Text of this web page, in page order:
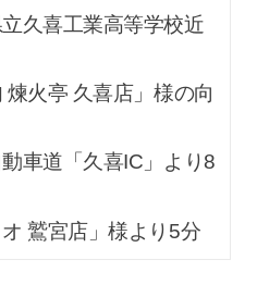
立久喜工業高等学校近
煉火亭 久喜店」様の向
動車道「久喜IC」より8
オ 鷲宮店」様より5分